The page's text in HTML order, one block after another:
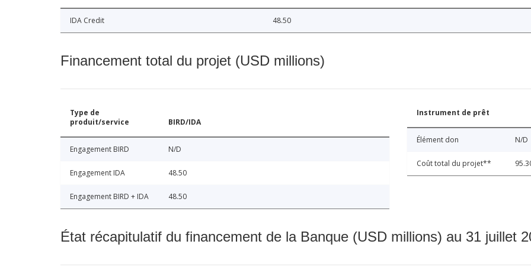
IDA Credit 48.50
Financement total du projet (USD millions)
Type de
produit/service
BIRD/IDA
Engagement BIRD N/D
Engagement IDA 48.50
Engagement BIRD + IDA 48.50
Instrument de prêt
Élément don N/D
Coût total du projet**
État récapitulatif du financement de la Banque (USD millions) au 31 juillet